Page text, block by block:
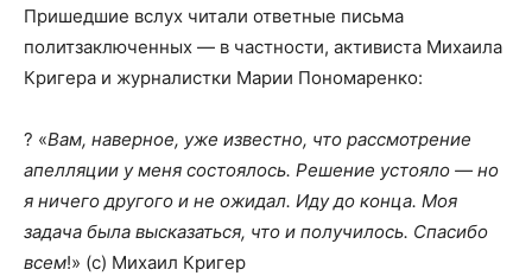
Пришедшие вслух читали ответные письма
политзаключенных — в частности, активиста Михаила
Кригера и журналистки Марии Пономаренко:
? «Вам, наверное, уже известно, что рассмотрение
апелляции у меня состоялось. Решение устояло — но
я ничего другого и не ожидал. Иду до конца. Моя
задача была высказаться, что и получилось. Спасибо
всем!» (с) Михаил Кригер